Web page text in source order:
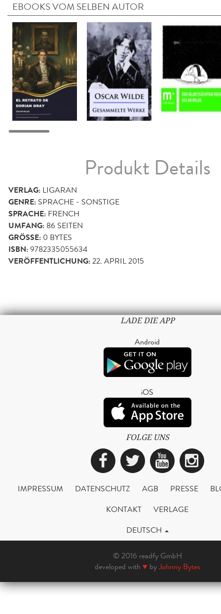
EBOOKS VOM SELBEN AUTOR
Produkt Details
VERLAG: LIGARAN
GENRE: SPRACHE - SONSTIGE
SPRACHE: FRENCH
UMFANG: 86 SEITEN
GRÖSSE: 0 BYTES
ISBN:9782335055634
VERÖFFENTLICHUNG:22. APRIL 2015
LADE DIE APP
Android
iOS
FOLGE UNS
Facebook
Twitter
IMPRESSUM DATENSCHUTZ AGB PRESSE
KONTAKT
VERLAGE
DEUTSCH
© 2016 readfy GmbH
developed with ♥ byJohnny Bytes